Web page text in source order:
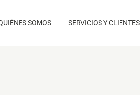
SOMOS SERVICIOS Y CLIENTES